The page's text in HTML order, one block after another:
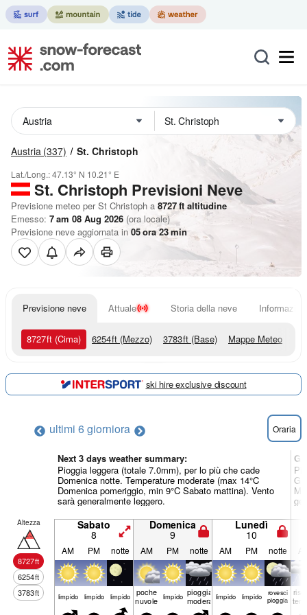
Austria (337) St. Christoph
Lat./Long.:47.13° N 10.21° E
St. Christoph Previsioni Neve
Previsione meteo per St Christoph a 8727ft altitudine
Emesso: 7 am 08 Aug 2026 (ora locale)
Previsione neve aggiornata in 05ora23min
Previsione neve Attuale Storia della neve
8727ft (Cima) 6254ft (Mezzo) 3783ft (Base) Mappe Meteo
ski hire exclusive discount
ultimi 6 giorniora Oraria
Next 3 days weather summary:
Pioggia leggera (totale 7.0mm), per lo più che cade
Domenica notte. Temperature moderate (max 14°C
Domenica pomeriggio, min 9°C Sabato mattina). Vento
sarà generalmente leggero.
Altezza
8727ft
6254ft
3783ft
Sabato
8
Domenica
9
Lunedì
10
AM PM notte AM PM notte AM PM notte
limp­ido limp­ido limp­ido poche
nuvole limp­ido pioggia
moderatalimp­ido limp­ido rovesci
pioggia